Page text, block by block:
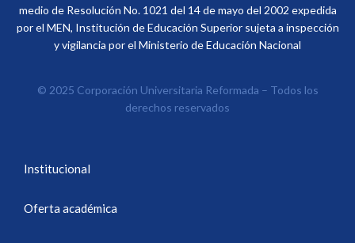
medio de Resolución No. 1021 del 14 de mayo del 2002 expedida
por el MEN, Institución de Educación Superior sujeta a inspección
y vigilancia por el Ministerio de Educación Nacional
© 2025 Corporación Universitaria Reformada – Todos los
derechos reservados
Institucional
Oferta académica